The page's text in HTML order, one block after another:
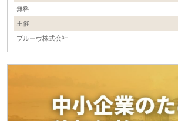
無料
主催
プルーヴ株式会社